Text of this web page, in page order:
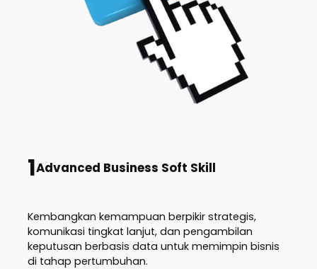
1Advanced Business Soft Skill
Kembangkan kemampuan berpikir strategis,
komunikasi tingkat lanjut, dan pengambilan
keputusan berbasis data untuk memimpin bisnis
di tahap pertumbuhan.